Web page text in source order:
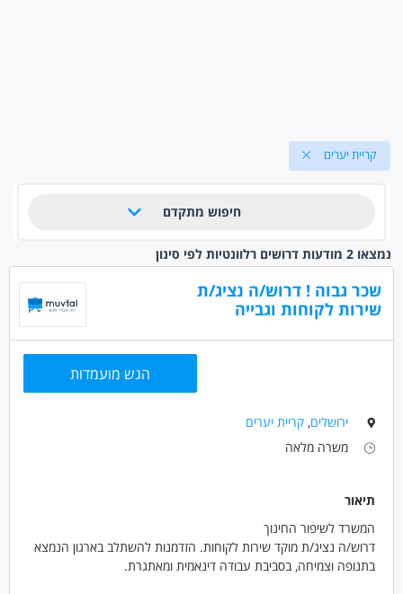
קריית יערים
חיפוש מתקדם
נמצאו 2 מודעות דרושים רלוונטיות לפי סינון
שכר גבוה ! דרוש/ה נציג/ת
שירות לקוחות וגבייה
הגש מועמדות
ירושלים,קריית יערים
משרה מלאה
תיאור
המשרד לשיפור החינוך
דרוש/ה נציג/ת מוקד שירות לקוחות. הזדמנות להשתלב בארגון הנמצא
בתנופה וצמיחה, בסביבת עבודה דינאמית ומאתגרת.